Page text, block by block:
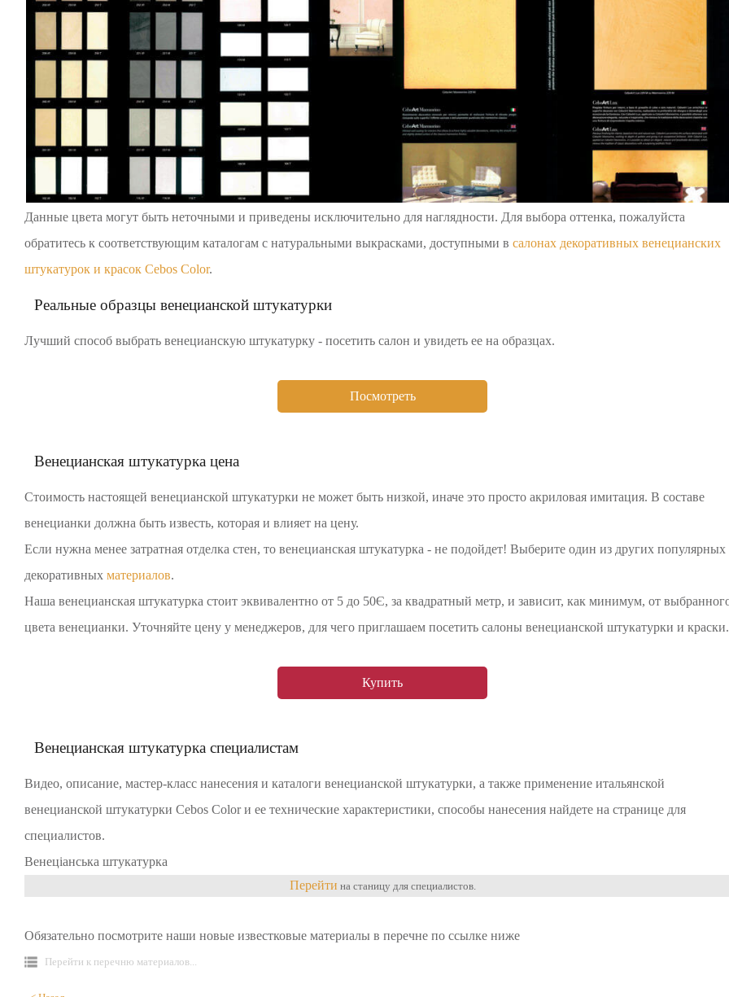
Данные цвета могут быть неточными и приведены исключительно для наглядности. Для выбора оттенка, пожалуйста
обратитесь к соответствующим каталогам с натуральными выкрасками, доступными всалонах декоративных венецианских
штукатурок и красок Cebos Color.
Реальные образцы венецианской штукатурки
Лучший способ выбрать венецианскую штукатурку - посетить салон и увидеть ее на образцах.
Посмотреть
Венецианская штукатурка цена
Стоимость настоящей венецианской штукатурки не может быть низкой, иначе это просто акриловая имитация. В составе
венецианки должна быть известь, которая и влияет на цену.
Если нужна менее затратная отделка стен, то венецианская штукатурка - не подойдет! Выберите один из других популярных
декоративныхматериалов.
Наша венецианская штукатурка стоит эквивалентно от 5 до 50Є, за квадратный метр, и зависит, как минимум, от
цвета венецианки. Уточняйте цену у менеджеров, для чего приглашаем посетить салоны венецианской штукатурки и краски.
Купить
Венецианская штукатурка специалистам
Видео, описание, мастер-класс нанесения и каталоги венецианской штукатурки, а также применение итальянской
венецианской штукатурки Cebos Color и ее технические характеристики, способы нанесения найдете на странице для
специалистов.
Венеціанська штукатурка
Перейти на станицу для специалистов.
Обязательно посмотрите наши новые известковые материалы в перечне по ссылке ниже
Перейти к перечню материалов...